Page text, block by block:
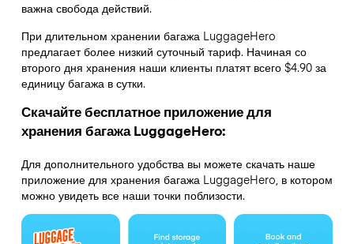
важна свобода действий.
При длительном хранении багажа LuggageHero
предлагает более низкий суточный тариф. Начиная со
второго дня хранения наши клиенты платят всего $4.90 за
единицу багажа в сутки.
Скачайте бесплатное приложение для
хранения багажа LuggageHero:
Для дополнительного удобства вы можете скачать наше
приложение для хранения багажа LuggageHero, в котором
можно увидеть все наши точки поблизости.